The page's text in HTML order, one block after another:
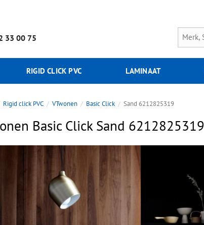
33 00 75
RIGID CLICK PVC LAMINAAT
Rigid click PVC VTwonen Basic Click Sand 6212825319
Basic Click Sand 6212825319